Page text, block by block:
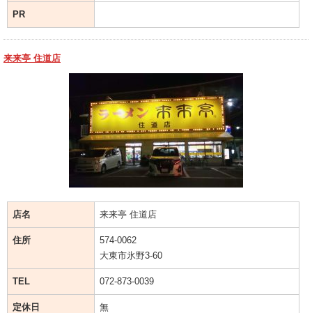
PR
来来亭 住道店
店名 来来亭 住道店
住所
574-0062
大東市氷野3-60
TEL 072-873-0039
定休日 無